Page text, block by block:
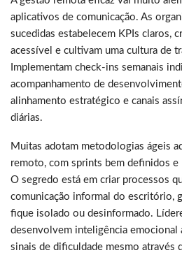
aplicativos de comunicação. As
sucedidas estabelecem KPIs claros,
acessível e cultivam uma cultura de
Implementam check-ins semanais
acompanhamento de
alinhamento estratégico e canais
diárias.
Muitas adotam metodologias ágeis
remoto, com sprints bem definidos e
O segredo está em criar processos
comunicação informal do escritório,
fique isolado ou desinformado.
desenvolvem inteligência emocional
sinais de dificuldade mesmo através